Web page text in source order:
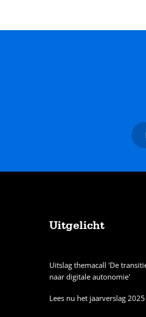
E-
Uitgelicht
Uitslag themacall 'De
naar digitale autonomie'
Lees nu het jaarverslag 2025